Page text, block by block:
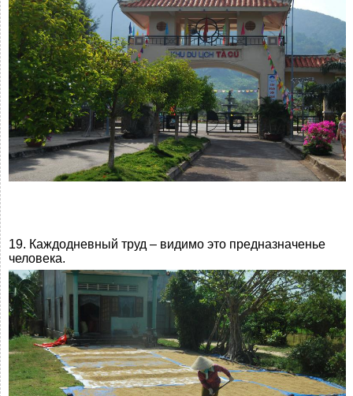
19. Каждодневный труд – видимо это предназначенье
человека.